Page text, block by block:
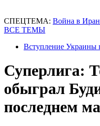
СПЕЦТЕМА: Война в
ВСЕ ТЕМЫ
Вступление Украины
Суперлига:
обыграл
последнем